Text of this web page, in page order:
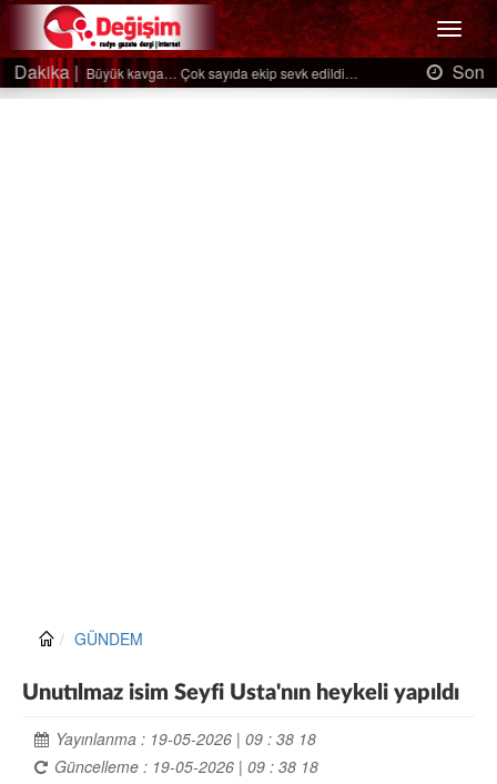
Menü
Son Dakika |Ağaçtan düştü…
GÜNDEM
Unutılmaz isim Seyfi Usta'nın heykeli yapıldı
Yayınlanma : 19-05-2026 | 09 : 38 18
Güncelleme : 19-05-2026 | 09 : 38 18